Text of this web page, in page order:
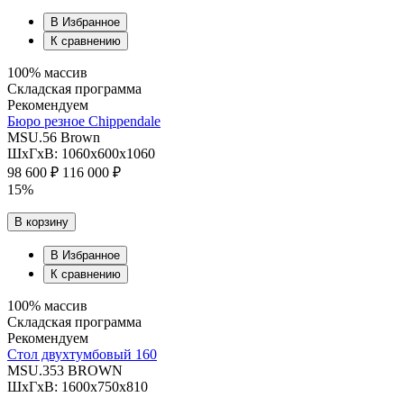
В Избранное
К сравнению
100% массив
Складская программа
Рекомендуем
Бюро резное Chippendale
MSU.56 Brown
ШхГхВ: 1060х600х1060
98 600 ₽ 116 000 ₽
15%
В корзину
В Избранное
К сравнению
100% массив
Складская программа
Рекомендуем
Стол двухтумбовый 160
MSU.353 BROWN
ШхГхВ: 1600х750х810